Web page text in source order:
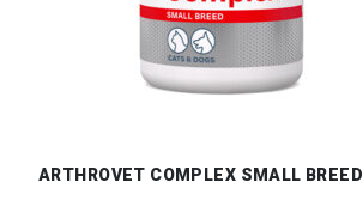
ARTHROVET COMPLEX SMALL BREED